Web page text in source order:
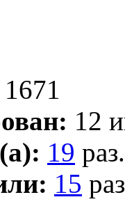
1671
12
19 раз.
15